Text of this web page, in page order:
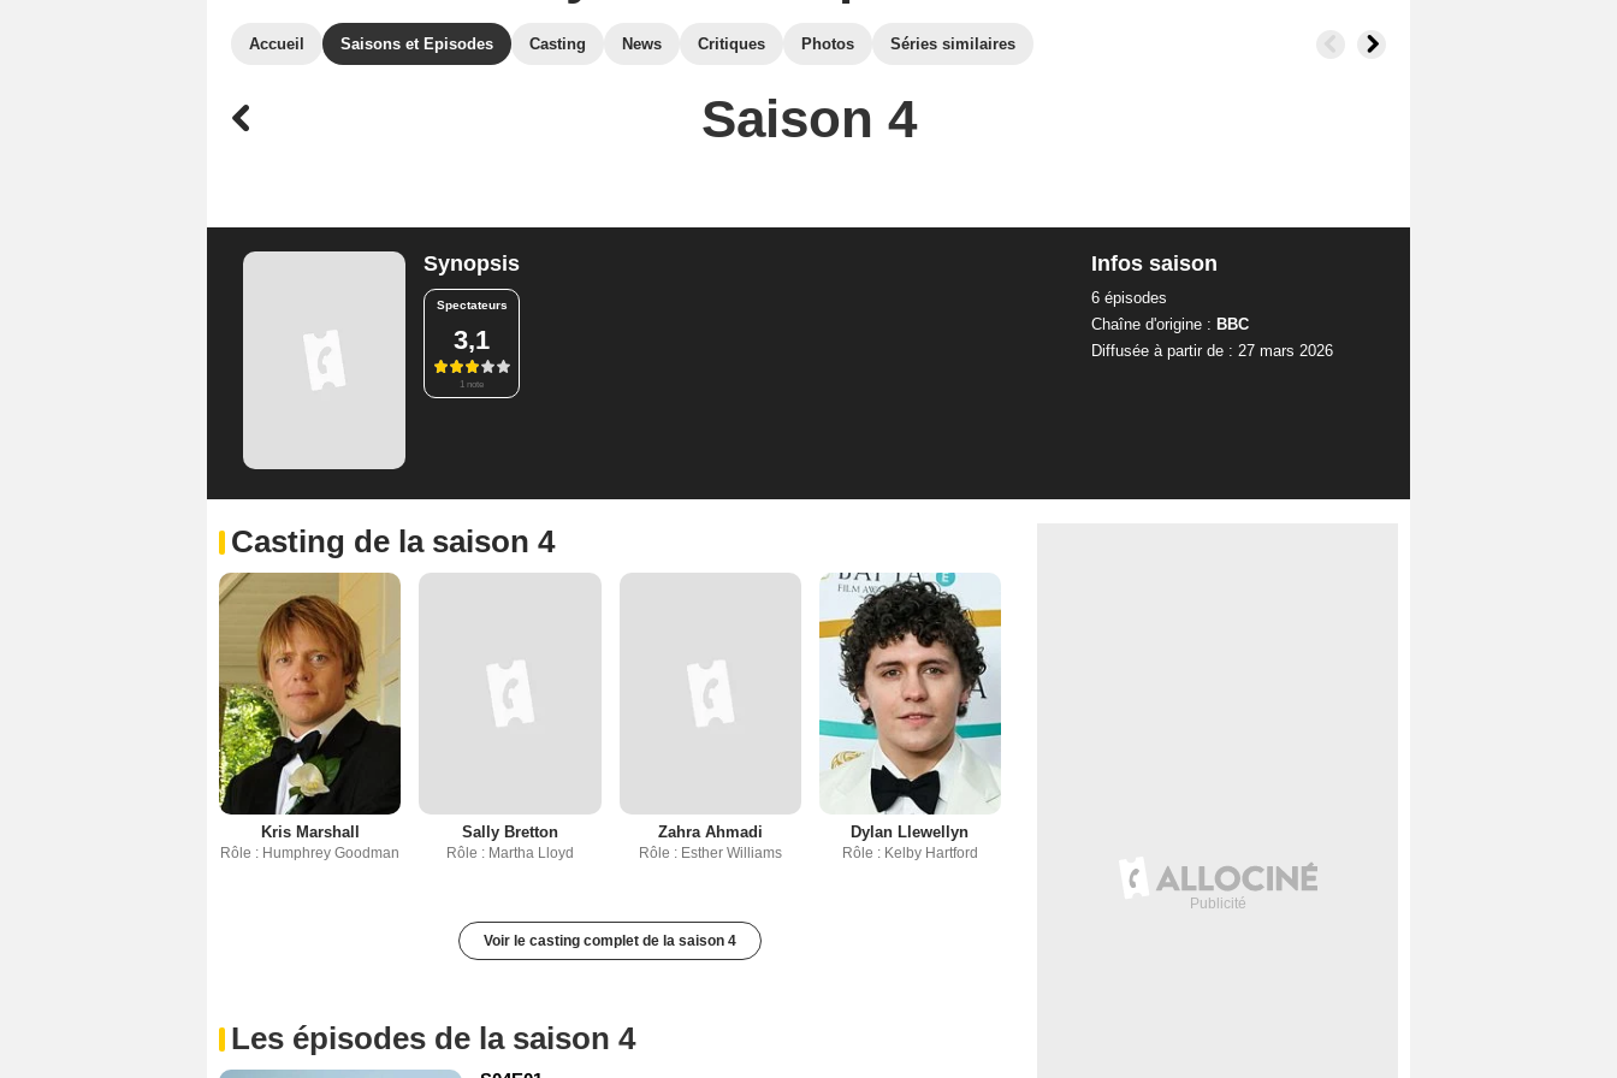
Accueil Saisons et Episodes Casting News Critiques Photos Séries similaires
Saison 4
Synopsis
Spectateurs
3,1
1 note
Infos saison
6 épisodes
Chaîne d'origine : BBC
Diffusée à partir de : 27 mars 2026
Casting de la saison 4
Kris Marshall
Rôle : Humphrey Goodman
Sally Bretton
Rôle : Martha Lloyd
Zahra Ahmadi
Rôle : Esther Williams
Dylan Llewellyn
Rôle : Kelby Hartford
Voir le casting complet de la saison 4
Les épisodes de la saison 4